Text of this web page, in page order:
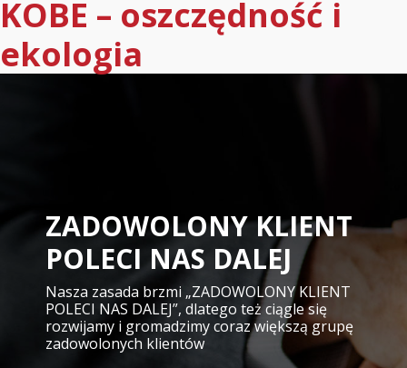
KOBE – oszczędność i
ekologia
ZADOWOLONY KLIENT
POLECI NAS DALEJ
Nasza zasada brzmi „ZADOWOLONY KLIENT
POLECI NAS DALEJ”, dlatego też ciągle się
rozwijamy i gromadzimy coraz większą grupę
zadowolonych klientów